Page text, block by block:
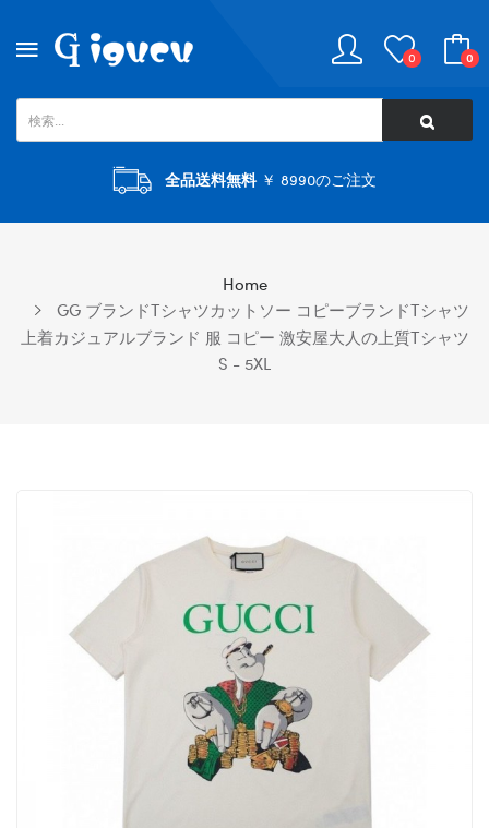
0 0
全品送料無料￥ 8990のご注文
Home
GG ブランドtシャツカットソー コピーブランドtシャツ
上着カジュアルブランド 服 コピー 激安屋大人の上質Tシャツ
S - 5XL